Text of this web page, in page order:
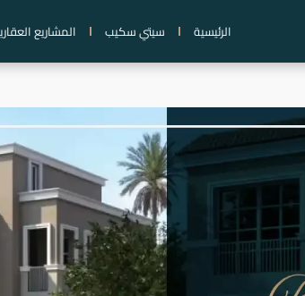
الرئيسية سيتي سكيب المشاريع